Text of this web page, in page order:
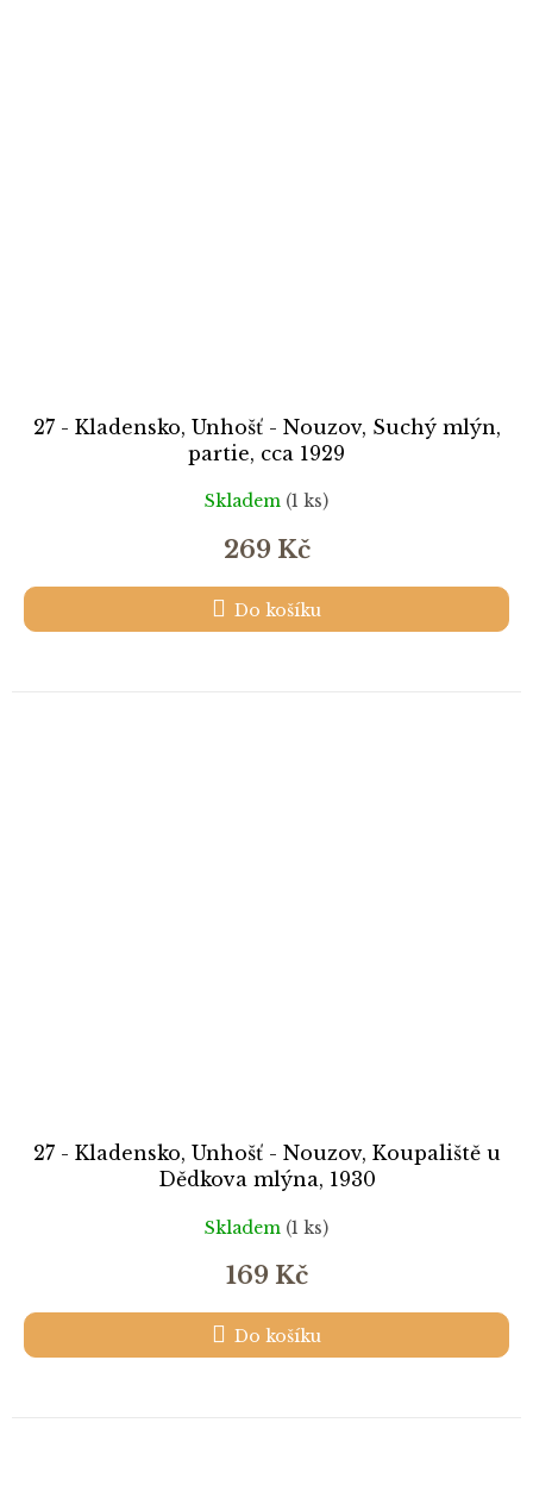
27 - Kladensko, Unhošť - Nouzov, Suchý mlýn,
partie, cca 1929
Skladem (1 ks)
269 Kč
Do košíku
27 - Kladensko, Unhošť - Nouzov, Koupaliště u
Dědkova mlýna, 1930
Skladem (1 ks)
169 Kč
Do košíku